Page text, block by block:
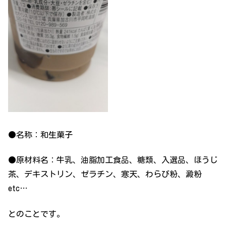
●名称：和生菓子
●原材料名：牛乳、油脂加工食品、糖類、入選品、ほうじ
茶、デキストリン、ゼラチン、寒天、わらび粉、澱粉
etc…
とのことです。